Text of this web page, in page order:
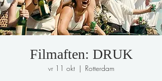
Filmaften: DRUK
vr 11 okt
  |
Rotterdam